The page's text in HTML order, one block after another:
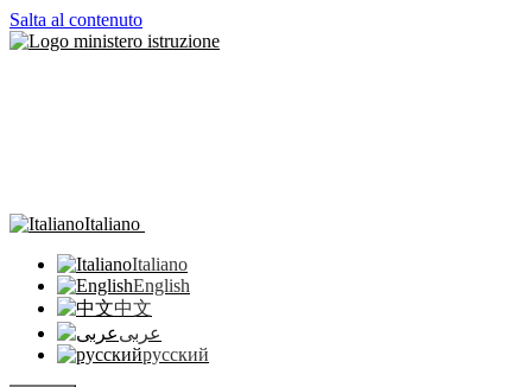
Salta al contenuto
Italiano
Italiano
English
中文
عربى
русский